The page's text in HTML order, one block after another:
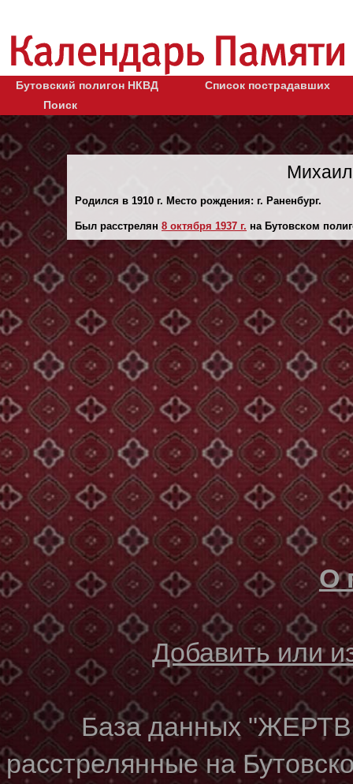
Бутовский полигон НКВД
Список пострадавших
Поиск
Родился в 1910 г. Место рождения: г. Раненбург.
Был расстрелян 8 октября 1937 г. на Бутовском
О
Добавить или
База данных
расстрелянные на